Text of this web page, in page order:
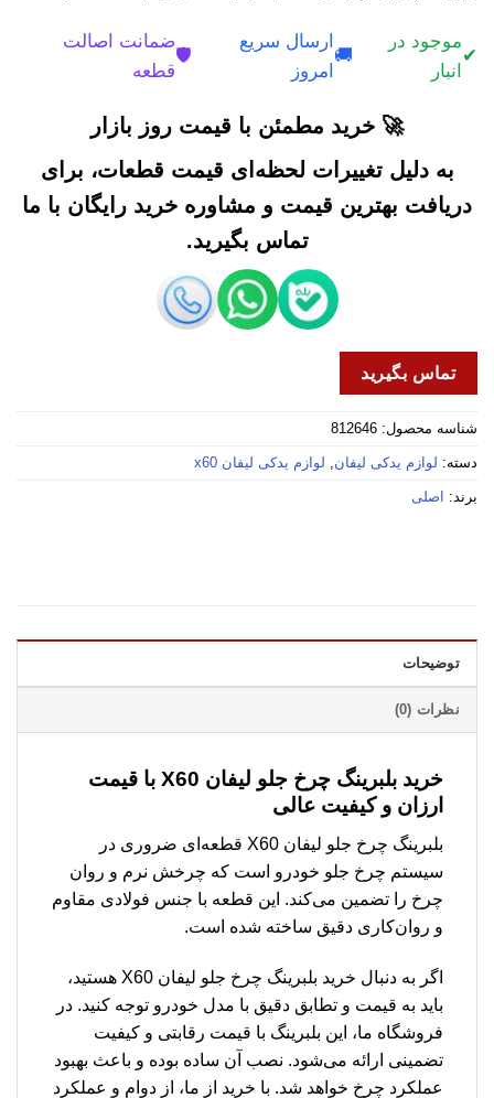
✔
موجود در
انبار
🚚
ارسال سریع
امروز
🛡️
ضمانت اصالت
قطعه
🚀 خرید مطمئن با قیمت روز بازار
به دلیل تغییرات لحظه‌ای قیمت قطعات، برای
دریافت بهترین قیمت و مشاوره خرید رایگان با ما
تماس بگیرید.
تماس بگیرید
شناسه محصول: 812646
دسته: لوازم یدکی لیفان, لوازم یدکی لیفان x60
برند: اصلی
توضیحات
نظرات (0)
خرید بلبرینگ چرخ جلو لیفان X60 با قیمت
ارزان و کیفیت عالی
بلبرینگ چرخ جلو لیفان X60 قطعه‌ای ضروری در
سیستم چرخ جلو خودرو است که چرخش نرم و روان
چرخ را تضمین می‌کند. این قطعه با جنس فولادی مقاوم
و روان‌کاری دقیق ساخته شده است.
اگر به دنبال خرید بلبرینگ چرخ جلو لیفان X60 هستید،
باید به قیمت و تطابق دقیق با مدل خودرو توجه کنید. در
فروشگاه ما، این بلبرینگ با قیمت رقابتی و کیفیت
تضمینی ارائه می‌شود. نصب آن ساده بوده و باعث بهبود
عملکرد چرخ خواهد شد. با خرید از ما، از دوام و عملکرد